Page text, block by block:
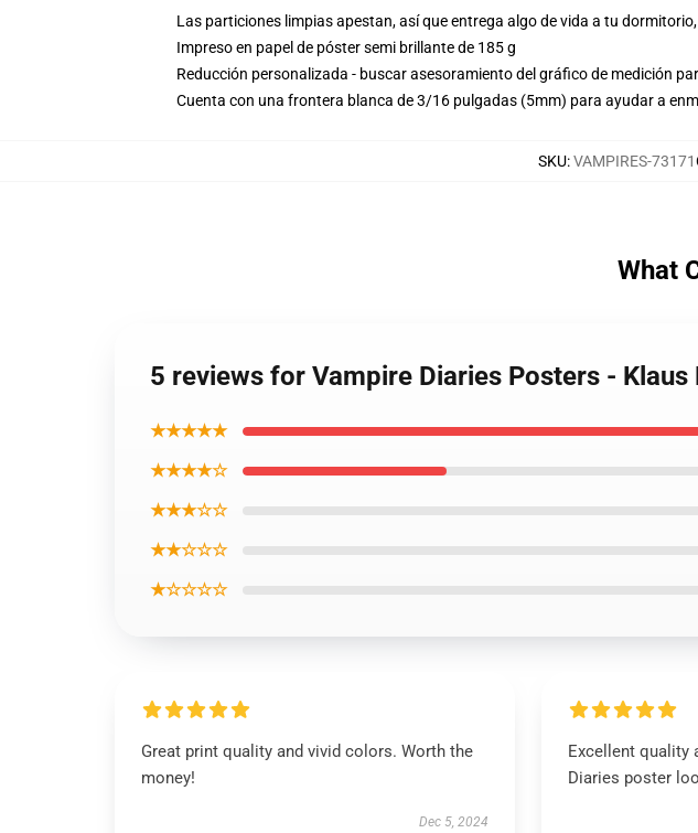
Las particiones limpias apestan, así que entrega algo de vida a tu
Impreso en papel de póster semi brillante de 185 g
Reducción personalizada - buscar asesoramiento del gráfico de medición
Cuenta con una frontera blanca de 3/16 pulgadas (5mm) para ayudar a
SKU:VAMPIRES-73171
What
5 reviews for Vampire Diaries Posters -
★★★★★
★★★★☆
★★★☆☆
★★☆☆☆
★☆☆☆☆
Great print quality and vivid colors. Worth the
money!
Dec 5, 2024
Excellent quality
Diaries poster